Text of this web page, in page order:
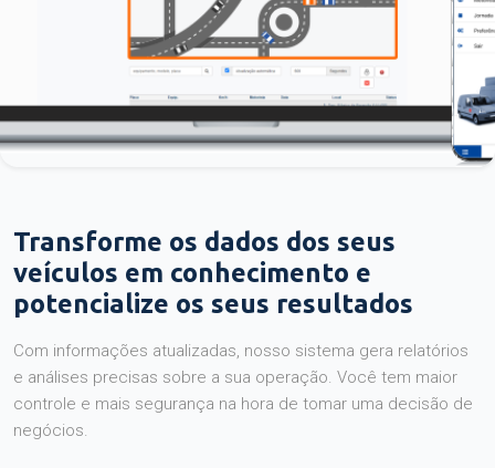
Transforme os dados dos seus
veículos em conhecimento e
potencialize os seus resultados
Com informações atualizadas, nosso sistema gera relatórios
e análises precisas sobre a sua operação. Você tem maior
controle e mais segurança na hora de tomar uma decisão de
negócios.